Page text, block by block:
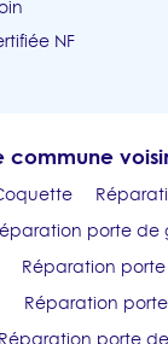
NF
commune
porte de
Réparation
Réparation
Réparation porte